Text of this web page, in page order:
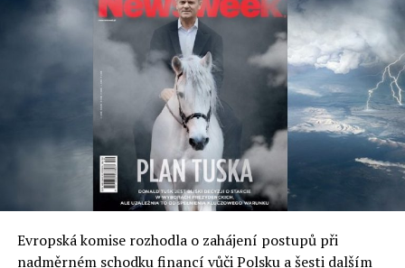
Polský PKN Orlen tento týden oznámil, že chce zbylých
5,97 procenta akcií Unipetrolu do konce roku vykoupit a
stáhnout akcie z pražské burzy. Akcionářům opět nabídl
za prodej 380 korun. Celkem by tak Orlen musel vyplatit
na získání stoprocentní kontroly dalších 4,1 miliardy
korun. Na výkup akcií PKN Orlen dosud vydal celkem 3,5
miliardy zlotých (asi 21 miliard korun). Poláci za ně
zaplatili z volné hotovosti a částečně z úvěrů.
Autor: Petr Zenkner, celý text naihned.cz
RELATED TOPICS:
Evropská komise rozhodla o zahájení postupů při
nadměrném schodku financí vůči Polsku a šesti dalším